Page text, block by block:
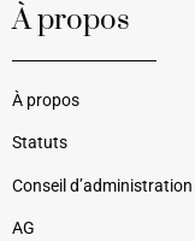
À propos
À propos
Statuts
Conseil d’administration
AG